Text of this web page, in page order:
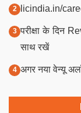
licindia.in/
परीक्षा के दिन
साथ रखें
अगर नया वेन्यू